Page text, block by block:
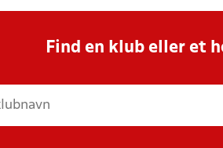
Find en klub eller et